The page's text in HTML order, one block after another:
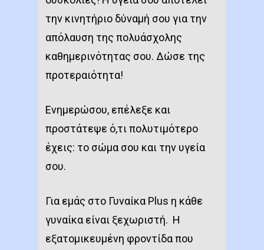
την κινητήριο δύναμή σου για την
απόλαυση της πολυάσχολης
καθημερινότητας σου. Δώσε της
προτεραιότητα!
Ενημερώσου, επέλεξε και
προστάτεψε ό,τι πολυτιμότερο
έχεις: το σώμα σου και την υγεία
σου.
Για εμάς στο Γυναίκα Plus η κάθε
γυναίκα είναι ξεχωριστή. Η
εξατομικευμένη φροντίδα που